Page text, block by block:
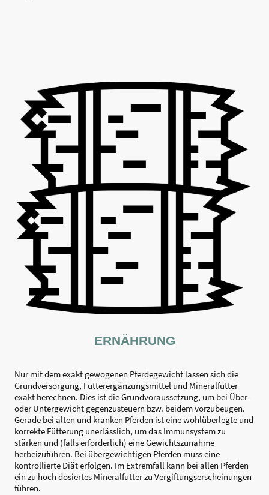
ERNÄHRUNG
Nur mit dem exakt gewogenen Pferdegewicht lassen sich die
Grundversorgung, Futterergänzungsmittel und Mineralfutter
exakt berechnen. Dies ist die Grundvoraussetzung, um bei Über-
oder Untergewicht gegenzusteuern bzw. beidem vorzubeugen.
Gerade bei alten und kranken Pferden ist eine wohlüberlegte und
korrekte Fütterung unerlässlich, um das Immunsystem zu
stärken und (falls erforderlich) eine Gewichtszunahme
herbeizuführen. Bei übergewichtigen Pferden muss eine
kontrollierte Diät erfolgen. Im Extremfall kann bei allen Pferden
ein zu hoch dosiertes Mineralfutter zu Vergiftungserscheinungen
führen.